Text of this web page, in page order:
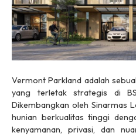
Vermont Parkland adalah
yang terletak strategis di
Dikembangkan oleh Sinarmas
hunian berkualitas tinggi
kenyamanan, privasi, dan